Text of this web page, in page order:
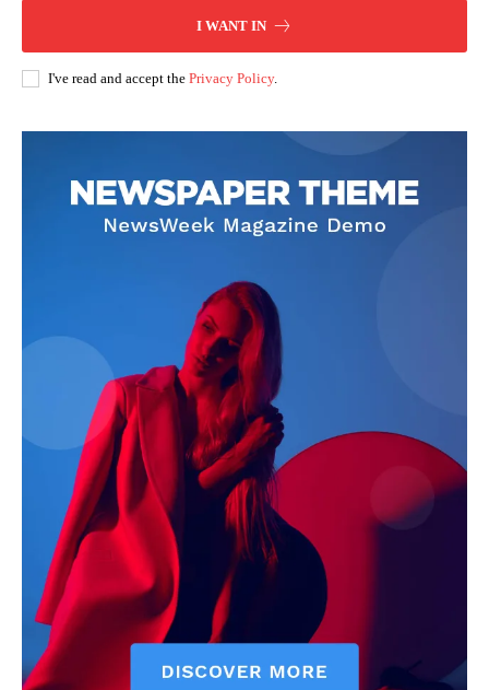
I WANT IN
I've read and accept the Privacy Policy.